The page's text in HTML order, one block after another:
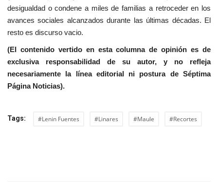
desigualdad o condene a miles de familias a retroceder en los
avances sociales alcanzados durante las últimas décadas. El
resto es discurso vacio.
(El contenido vertido en esta columna de opinión es de
exclusiva responsabilidad de su autor, y no refleja
necesariamente la línea editorial ni postura de Séptima
Página Noticias).
Tags: #Lenin Fuentes #Linares #Maule #Recortes